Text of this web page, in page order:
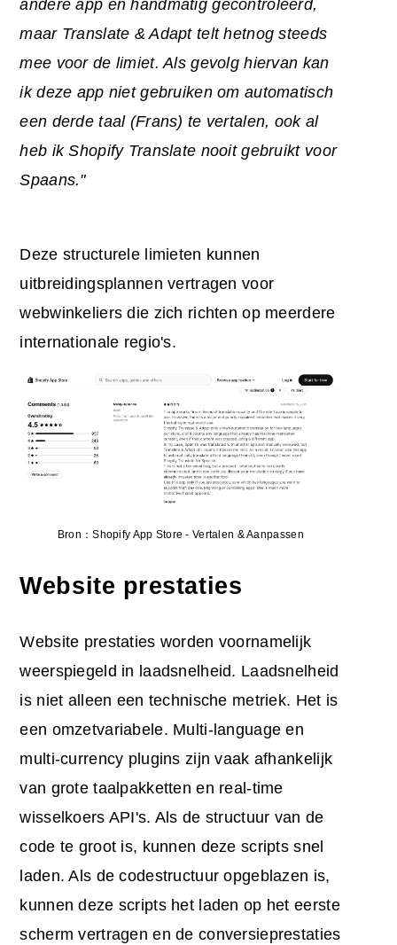
andere app en handmatig gecontroleerd,
maar Translate & Adapt telthetnog steeds
mee voor de limiet. Als gevolg hiervan kan
ik deze app niet gebruiken om automatisch
een derde taal (Frans) te vertalen, ook al
heb ik Shopify Translate nooit gebruikt voor
Spaans."
Deze structurele limieten kunnen
uitbreidingsplannen vertragen voor
webwinkeliers die zich richten op meerdere
internationale regio's.
Bron：Shopify App Store - Vertalen & Aanpassen
Website prestaties
Website prestaties worden voornamelijk
weerspiegeld in laadsnelheid. Laadsnelheid
is niet alleen een technische metriek. Het is
een omzetvariabele. Multi-language en
multi-currency plugins zijn vaak afhankelijk
van grote taalpakketten en real-time
wisselkoers API's. Als de structuur van de
code te groot is, kunnen deze scripts snel
laden. Als de codestructuur opgeblazen is,
kunnen deze scripts het laden op het eerste
scherm vertragen en de conversieprestaties